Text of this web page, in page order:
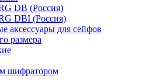
DB (Россия)
DBI (Россия)
аксессуары для сейфов
размера
шифратором